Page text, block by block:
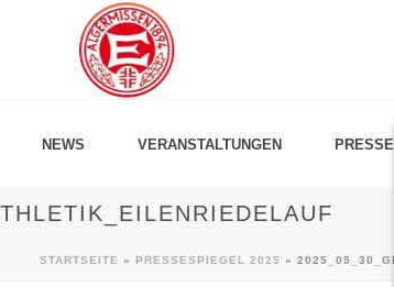
NEWS VERANSTALTUNGEN
STARTSEITE » PRESSESPIEGEL 2025 »